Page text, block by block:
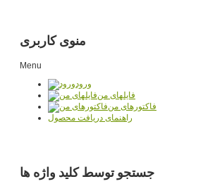
منوی کاربری
Menu
ورود
فایلهای من
فاکتورهای من
راهنمای دریافت محصول
جستجو توسط کلید واژه ها